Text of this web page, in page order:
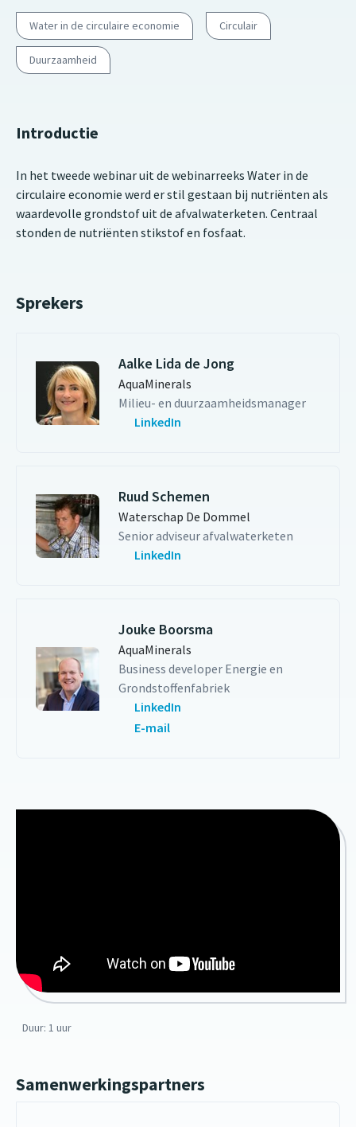
Water in de circulaire economie Circulair
Duurzaamheid
Introductie
In het tweede webinar uit de webinarreeks Water in de
circulaire economie werd er stil gestaan bij nutriënten als
waardevolle grondstof uit de afvalwaterketen. Centraal
stonden de nutriënten stikstof en fosfaat.
Sprekers
Aalke Lida de Jong
AquaMinerals
Milieu- en duurzaamheidsmanager
LinkedIn
Ruud Schemen
Waterschap De Dommel
Senior adviseur afvalwaterketen
LinkedIn
Jouke Boorsma
AquaMinerals
Business developer Energie en
Grondstoffenfabriek
LinkedIn
E-mail
Duur: 1 uur
Samenwerkingspartners